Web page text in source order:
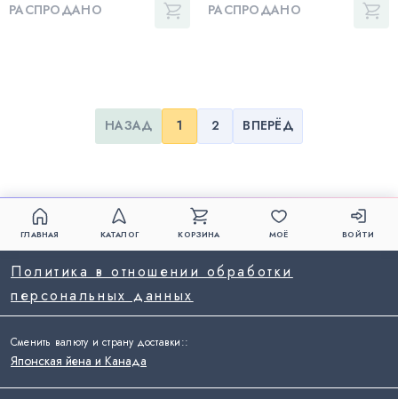
РАСПРОДАНО РАСПРОДАНО
НАЗАД 1 2 ВПЕРЁД
ГЛАВНАЯ КАТАЛОГ КОРЗИНА МОЁ ВОЙТИ
Политика в отношении обработки
персональных данных
Сменить валюту и страну доставки::
Японская йена и Канада